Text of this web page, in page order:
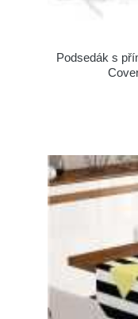
Podsedák s